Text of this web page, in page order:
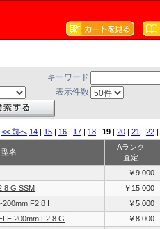
キーワード
表示件数
<< 前へ 14 | 15 | 16 | 17 | 18 | 19 | 20 | 21 | 22 |
型名
Aランク
査定
￥9,000
G SSM ￥15,000
200mm F2.8 I ￥5,000
200mm F2.8 G ￥8,000